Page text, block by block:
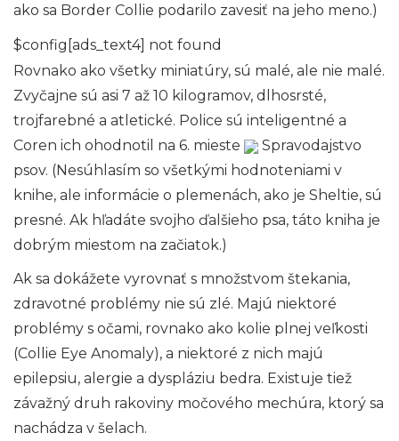
ako sa Border Collie podarilo zavesiť na jeho meno.)
$config[ads_text4] not found
Rovnako ako všetky miniatúry, sú malé, ale nie malé.
Zvyčajne sú asi 7 až 10 kilogramov, dlhosrsté,
trojfarebné a atletické. Police sú inteligentné a
Coren ich ohodnotil na 6. mieste
Spravodajstvo
psov. (Nesúhlasím so všetkými hodnoteniami v
knihe, ale informácie o plemenách, ako je Sheltie, sú
presné. Ak hľadáte svojho ďalšieho psa, táto kniha je
dobrým miestom na začiatok.)
Ak sa dokážete vyrovnať s množstvom štekania,
zdravotné problémy nie sú zlé. Majú niektoré
problémy s očami, rovnako ako kolie plnej veľkosti
(Collie Eye Anomaly), a niektoré z nich majú
epilepsiu, alergie a dyspláziu bedra. Existuje tiež
závažný druh rakoviny močového mechúra, ktorý sa
nachádza v šelach.